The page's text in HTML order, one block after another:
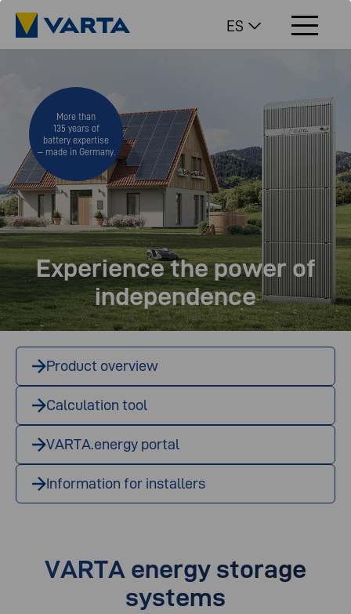
ES
Experience the power of
independence
More than
135 years of
battery expertise
– made in Germany.
Product overview
Calculation tool
VARTA.energy portal
Information for installers
VARTA energy storage
systems